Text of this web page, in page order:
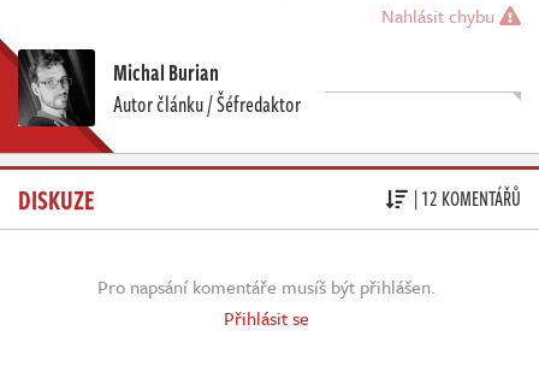
Nahlásit chybu
Michal Burian
Autor článku / Šéfredaktor
DISKUZE | 12 KOMENTÁŘŮ
Pro napsání komentáře musíš být přihlášen.
Přihlásit se